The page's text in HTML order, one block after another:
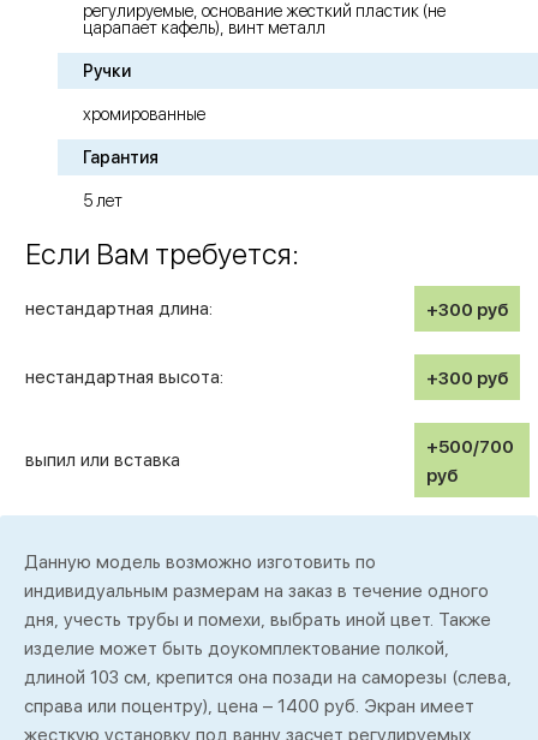
регулируемые, основание жесткий пластик (не
царапает кафель), винт металл
Ручки
хромированные
Гарантия
5 лет
Если Вам требуется:
нестандартная длина: +300 руб
нестандартная высота: +300 руб
выпил или вставка
+500/700
руб
Данную модель возможно изготовить по
индивидуальным размерам на заказ в течение одного
дня, учесть трубы и помехи, выбрать иной цвет. Также
изделие может быть доукомплектование полкой,
длиной 103 см, крепится она позади на саморезы (слева,
справа или поцентру), цена – 1400 руб. Экран имеет
жесткую установку под ванну засчет регулируемых